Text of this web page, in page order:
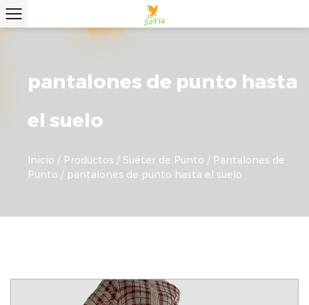
pantalones de punto hasta
el suelo
Inicio / Productos /Suéter de Punto / Pantalones de
Punto / pantalones de punto hasta el suelo